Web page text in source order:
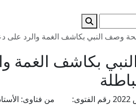
وصف النبي بكاشف الغمة والرد على
بكاشف الغمة
03 أغسطس 2022 رقم الفتوى:
من فتاوى: